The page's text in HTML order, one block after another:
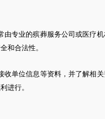
由专业的殡葬服务公司或医疗
和合法性。
收单位信息等资料，并了解相
进行。